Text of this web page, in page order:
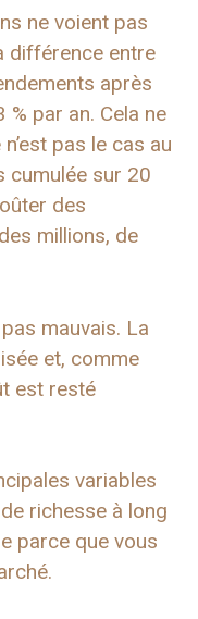
ne voient pas
différence entre
après
par an. Cela ne
pas le cas au
cumulée sur 20
des
millions, de
mauvais. La
et, comme
est resté
variables
richesse à long
parce que vous